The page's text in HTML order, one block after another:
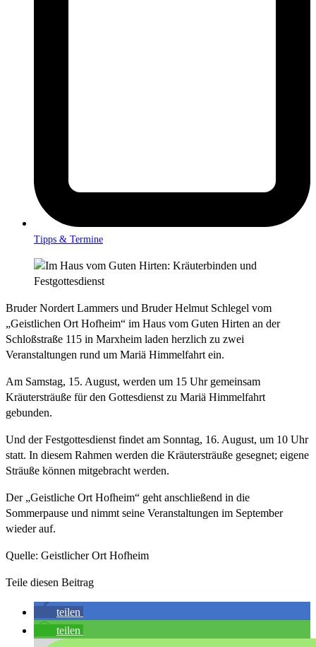
Tipps & Termine
Bruder Nordert Lammers und Bruder Helmut Schlegel vom
„Geistlichen Ort Hofheim“ im Haus vom Guten Hirten an der
Schloßstraße 115 in Marxheim laden herzlich zu zwei
Veranstaltungen rund um Mariä Himmelfahrt ein.
Am Samstag, 15. August, werden um 15 Uhr gemeinsam
Kräutersträuße für den Gottesdienst zu Mariä Himmelfahrt
gebunden.
Und der Festgottesdienst findet am Sonntag, 16. August, um 10 Uhr
statt. In diesem Rahmen werden die Kräutersträuße gesegnet; eigene
Sträuße können mitgebracht werden.
Der „Geistliche Ort Hofheim“ geht anschließend in die
Sommerpause und nimmt seine Veranstaltungen im September
wieder auf.
Quelle: Geistlicher Ort Hofheim
Teile diesen Beitrag
teilen
teilen